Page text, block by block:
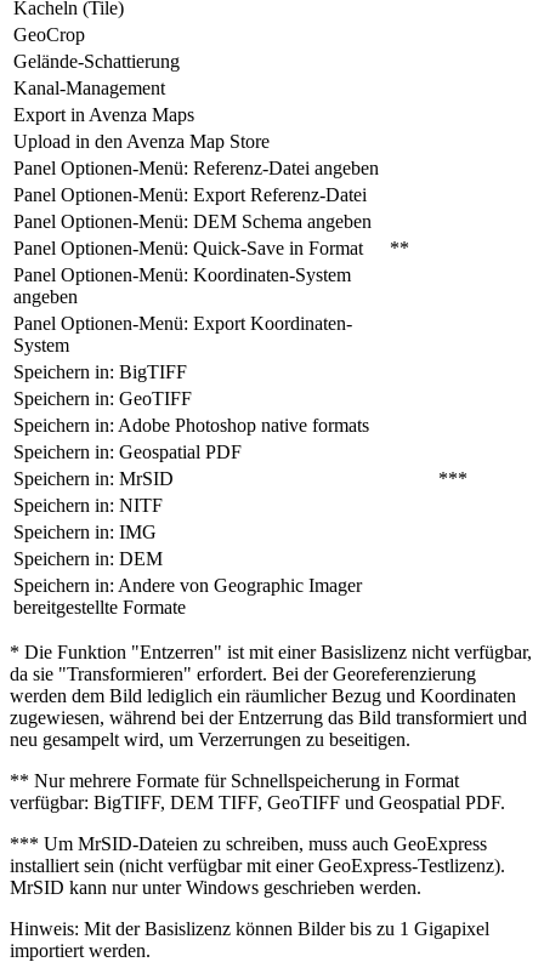
Kacheln (Tile)
GeoCrop
Gelände-Schattierung
Kanal-Management
Export in Avenza Maps
Upload in den Avenza Map Store
Panel Optionen-Menü: Referenz-Datei angeben
Panel Optionen-Menü: Export Referenz-Datei
Panel Optionen-Menü: DEM Schema angeben
Panel Optionen-Menü: Quick-Save in Format
**
Panel Optionen-Menü: Koordinaten-System
angeben
Panel Optionen-Menü: Export Koordinaten-
System
Speichern in: BigTIFF
Speichern in: GeoTIFF
Speichern in: Adobe Photoshop native formats
Speichern in: Geospatial PDF
Speichern in: MrSID
***
Speichern in: NITF
Speichern in: IMG
Speichern in: DEM
Speichern in: Andere von Geographic Imager
bereitgestellte Formate
* Die Funktion "Entzerren" ist mit einer Basislizenz nicht verfügbar,
da sie "Transformieren" erfordert. Bei der Georeferenzierung
werden dem Bild lediglich ein räumlicher Bezug und Koordinaten
zugewiesen, während bei der Entzerrung das Bild transformiert und
neu gesampelt wird, um Verzerrungen zu beseitigen.
** Nur mehrere Formate für Schnellspeicherung in Format
verfügbar: BigTIFF, DEM TIFF, GeoTIFF und Geospatial PDF.
*** Um MrSID-Dateien zu schreiben, muss auch GeoExpress
installiert sein (nicht verfügbar mit einer GeoExpress-Testlizenz).
MrSID kann nur unter Windows geschrieben werden.
Hinweis: Mit der Basislizenz können Bilder bis zu 1 Gigapixel
importiert werden.